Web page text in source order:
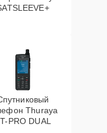
Thuraya
PRO DUAL